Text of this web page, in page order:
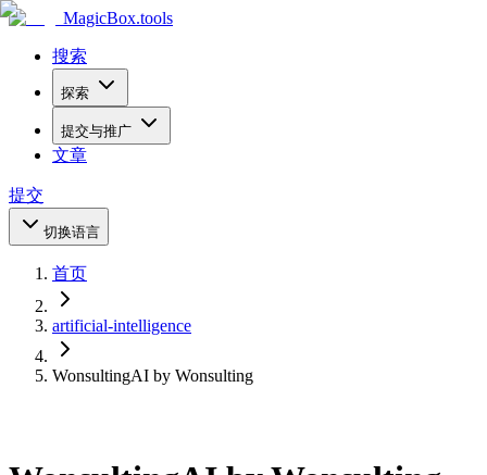
MagicBox.tools
搜索
探索
提交与推广
文章
提交
切换语言
首页
artificial-intelligence
WonsultingAI by Wonsulting